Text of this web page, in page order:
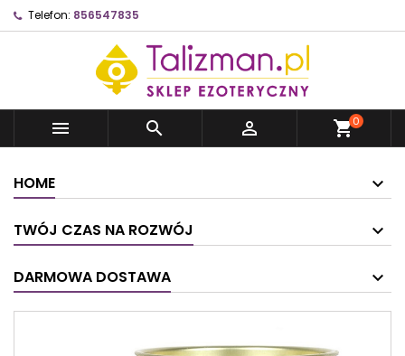
Telefon: 856547835
   shopping_cart0
HOME
TWÓJ CZAS NA ROZWÓJ
DARMOWA DOSTAWA